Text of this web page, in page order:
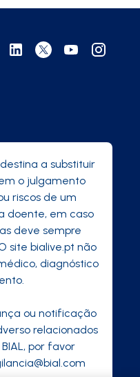
a substituir
o julgamento
riscos de um
doente, em caso
deve sempre
site bialive.pt não
diagnóstico
ou notificação
relacionados
por favor